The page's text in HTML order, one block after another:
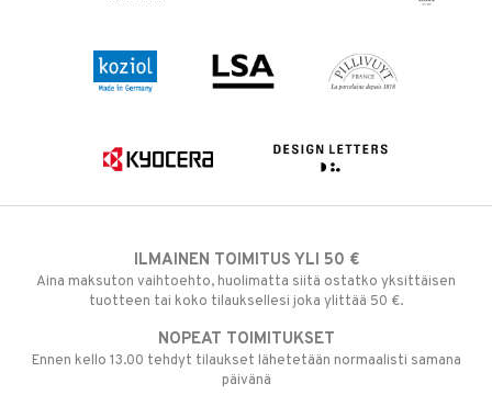
ILMAINEN TOIMITUS YLI 50 €
Aina maksuton vaihtoehto, huolimatta siitä ostatko yksittäisen
tuotteen tai koko tilauksellesi joka ylittää 50 €.
NOPEAT TOIMITUKSET
Ennen kello 13.00 tehdyt tilaukset lähetetään normaalisti samana
päivänä